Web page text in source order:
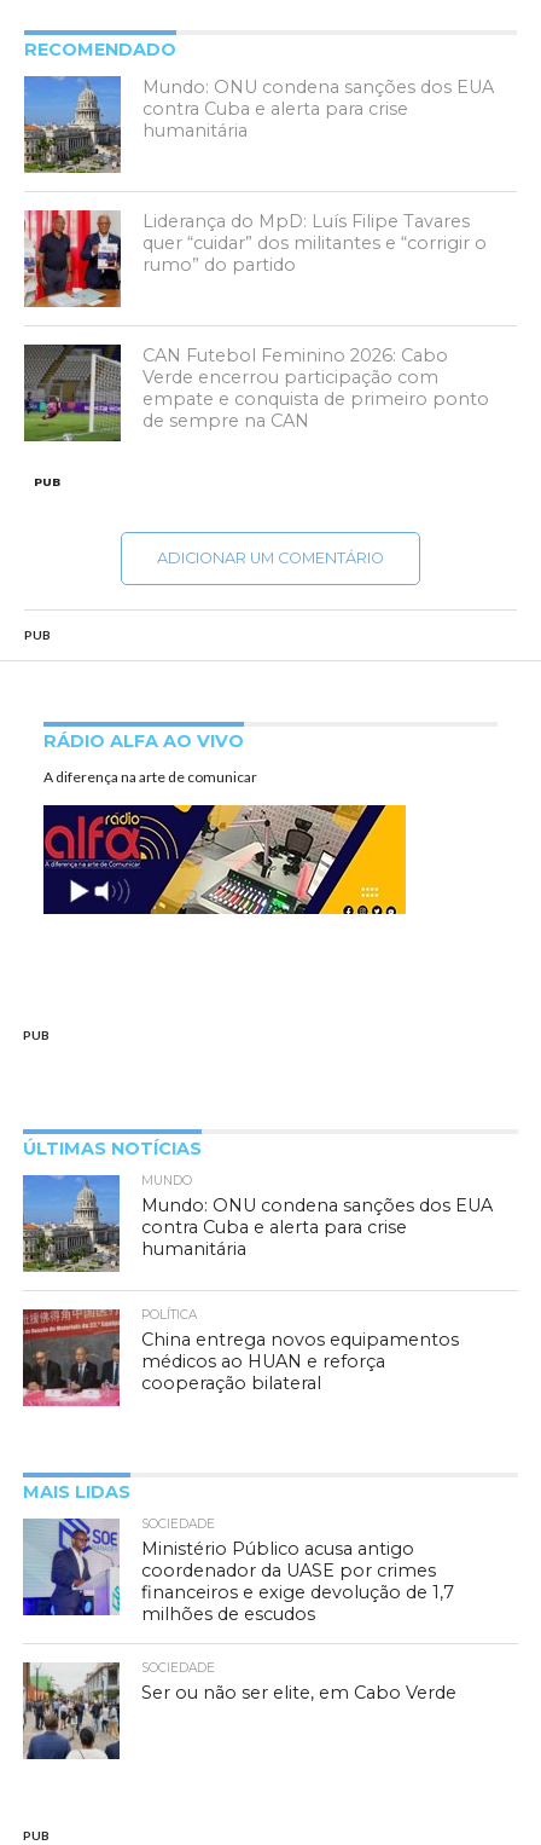
RECOMENDADO
Mundo: ONU condena sanções dos EUA
contra Cuba e alerta para crise
humanitária
Liderança do MpD: Luís Filipe Tavares
quer “cuidar” dos militantes e “corrigir o
rumo” do partido
CAN Futebol Feminino 2026: Cabo
Verde encerrou participação com
empate e conquista de primeiro ponto
de sempre na CAN
PUB
ADICIONAR UM COMENTÁRIO
PUB
RÁDIO ALFA AO VIVO
A diferença na arte de comunicar
PUB
ÚLTIMAS NOTÍCIAS
MUNDO
Mundo: ONU condena sanções dos EUA
contra Cuba e alerta para crise
humanitária
POLÍTICA
China entrega novos equipamentos
médicos ao HUAN e reforça
cooperação bilateral
MAIS LIDAS
SOCIEDADE
Ministério Público acusa antigo
coordenador da UASE por crimes
financeiros e exige devolução de 1,7
milhões de escudos
SOCIEDADE
Ser ou não ser elite, em Cabo Verde
PUB